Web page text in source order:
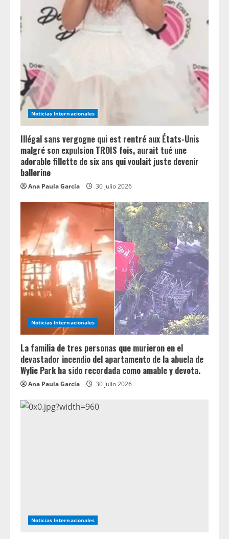
e
d
i
n
g
Noticias Internacionales
Illégal sans vergogne qui est rentré aux États-Unis
malgré son expulsion TROIS fois, aurait tué une
adorable fillette de six ans qui voulait juste devenir
ballerine
Ana Paula García 30 julio 2026
Noticias Internacionales
La familia de tres personas que murieron en el
devastador incendio del apartamento de la abuela de
Wylie Park ha sido recordada como amable y devota.
Ana Paula García 30 julio 2026
Noticias Internacionales